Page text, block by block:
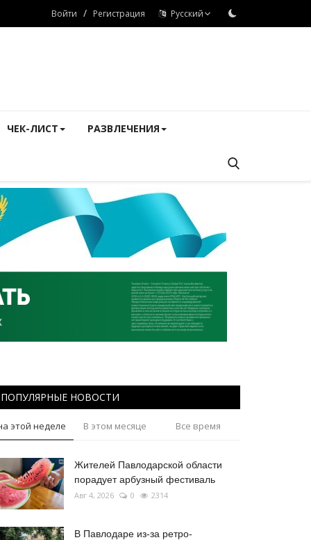
Войти / Регистрация Русский
ЧЕК-ЛИСТ РАЗВЛЕЧЕНИЯ
ПОПУЛЯРНЫЕ НОВОСТИ
этой неделе В этом месяце Все время
Жителей Павлодарской области
порадует арбузный фестиваль
Авг 4, 2026 0 2314
В Павлодаре из-за ретро-